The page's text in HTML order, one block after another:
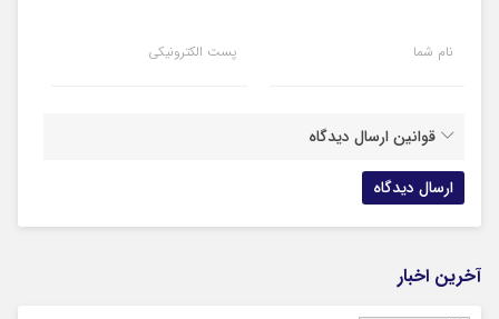
نام شما پست الکترونیکی
قوانین ارسال دیدگاه
آخرین اخبار